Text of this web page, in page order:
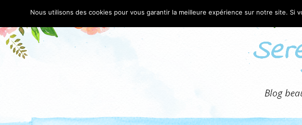
Nous utilisons des cookies pour vous garantir la meilleure expérience sur notre site.